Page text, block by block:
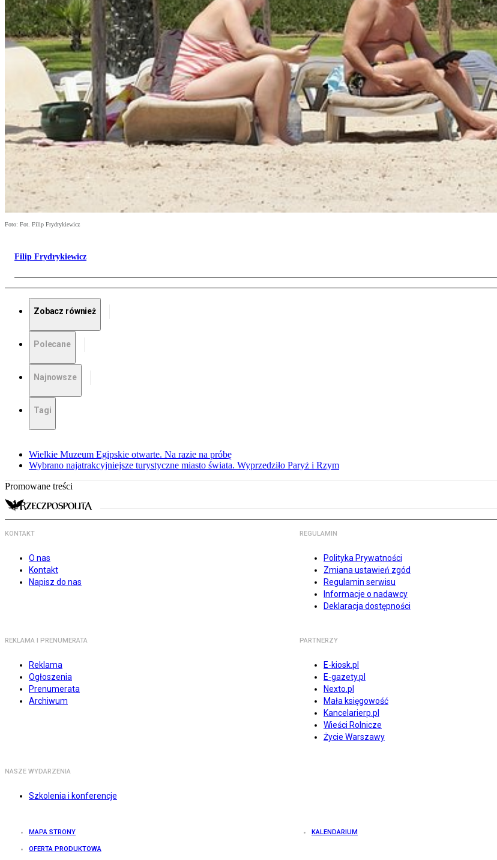
Foto: Fot. Filip Frydrykiewicz
Filip Frydrykiewicz
Zobacz również
Polecane
Najnowsze
Tagi
Wielkie Muzeum Egipskie otwarte. Na razie na próbę
Wybrano najatrakcyjniejsze turystyczne miasto świata. Wyprzedziło Paryż i Rzym
Promowane treści
KONTAKT
O nas
Kontakt
Napisz do nas
REGULAMIN
Polityka Prywatności
Zmiana ustawień zgód
Regulamin serwisu
Informacje o nadawcy
Deklaracja dostępności
REKLAMA I PRENUMERATA
Reklama
Ogłoszenia
Prenumerata
Archiwum
PARTNERZY
E-kiosk.pl
E-gazety.pl
Nexto.pl
Mała księgowość
Kancelarierp.pl
Wieści Rolnicze
Życie Warszawy
NASZE WYDARZENIA
Szkolenia i konferencje
MAPA STRONY KALENDARIUM
OFERTA PRODUKTOWA